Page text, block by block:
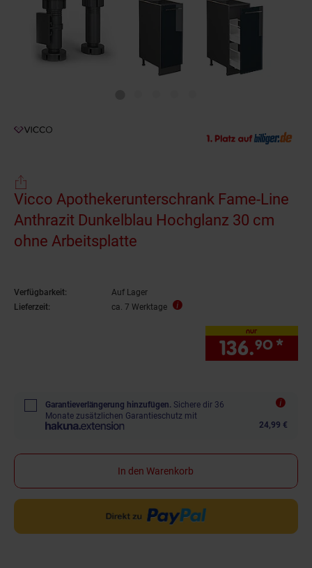
Vicco Apothekerunterschrank Fame-Line
Anthrazit Dunkelblau Hochglanz 30 cm
ohne Arbeitsplatte
Verfügbarkeit:
Auf Lager
Lieferzeit:
ca. 7 Werktage
nur
136.90 *
Garantieverlängerung hinzufügen. Sichere dir 36
Monate zusätzlichen Garantieschutz mit
24,99 €
In den Warenkorb